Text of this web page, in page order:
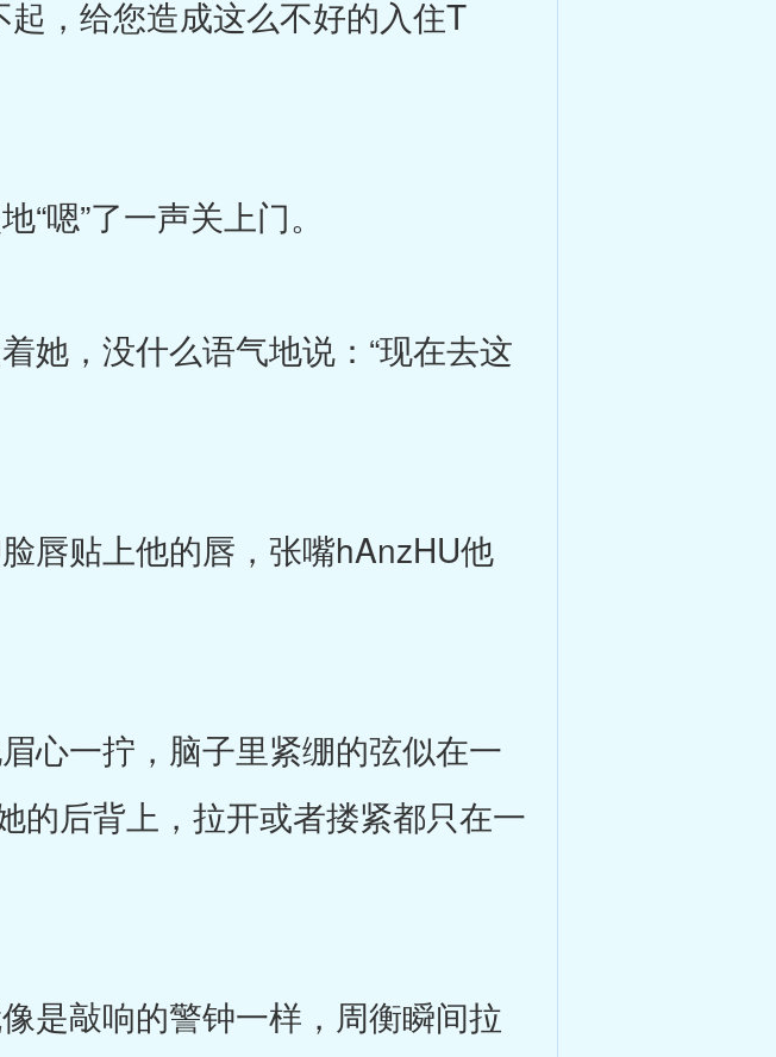
，给您造成这么不好的入住T
嗯”了一声关上门。
她，没什么语气地说：“现在去这
唇贴上他的唇，张嘴hAnzHU他
心一拧，脑子里紧绷的弦似在一
的后背上，拉开或者搂紧都只在一
是敲响的警钟一样，周衡瞬间拉